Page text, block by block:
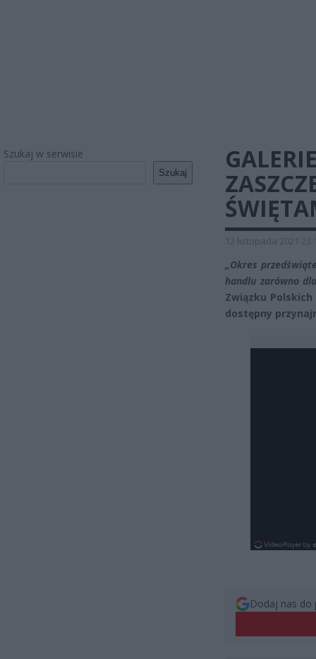
Szukaj w serwisie
Szukaj
12 listopada 2021
„Okres
handlu zarówno
Związku Polskich
dostępny
Dodaj nas do